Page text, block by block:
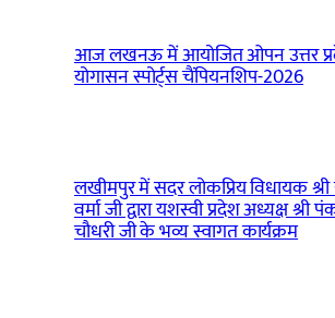
आज लखनऊ में आयोजित ओपन उत्तर
योगासन स्पोर्ट्स चैंपियनशिप-2026
लखीमपुर में सदर लोकप्रिय विधायक
वर्मा जी द्वारा यशस्वी प्रदेश अध्यक्ष श्री
चौधरी जी के भव्य स्वागत कार्यक्रम